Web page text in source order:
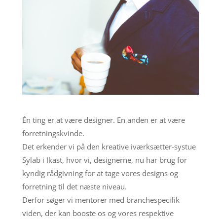
Én ting er at være designer. En anden er at være
forretningskvinde.
Det erkender vi på den kreative iværksætter-systue
Sylab i Ikast, hvor vi, designerne, nu har brug for
kyndig rådgivning for at tage vores designs og
forretning til det næste niveau.
Derfor søger vi mentorer med branchespecifik
viden, der kan booste os og vores respektive